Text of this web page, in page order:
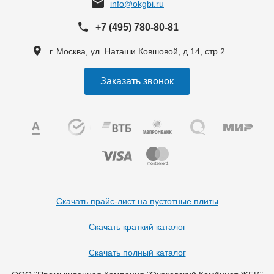
info@okgbi.ru
+7 (495) 780-80-81
г. Москва, ул. Наташи Ковшовой, д.14, стр.2
Заказать звонок
Скачать прайс-лист на пустотные плиты
Скачать краткий каталог
Скачать полный каталог